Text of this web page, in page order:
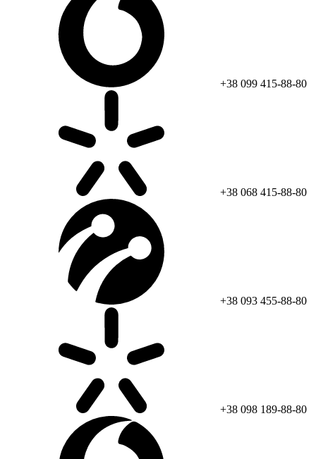
+38 099 415-88-80
+38 068 415-88-80
+38 093 455-88-80
+38 098 189-88-80